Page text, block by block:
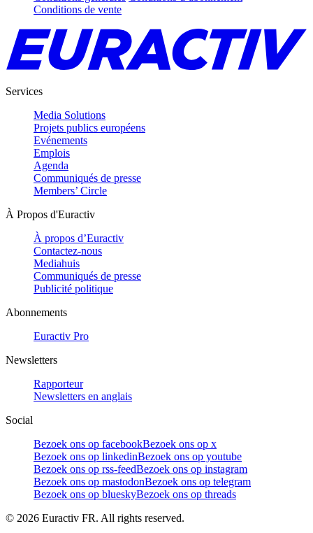
Conditions de vente
Services
Media Solutions
Projets publics européens
Evénements
Emplois
Agenda
Communiqués de presse
Members’ Circle
À Propos d'Euractiv
À propos d’Euractiv
Contactez-nous
Mediahuis
Communiqués de presse
Publicité politique
Abonnements
Euractiv Pro
Newsletters
Rapporteur
Newsletters en anglais
Social
Bezoek ons op facebookBezoek ons op x
Bezoek ons op linkedinBezoek ons op youtube
Bezoek ons op rss-feedBezoek ons op instagram
Bezoek ons op mastodonBezoek ons op telegram
Bezoek ons op blueskyBezoek ons op threads
© 2026 Euractiv FR. All rights reserved.